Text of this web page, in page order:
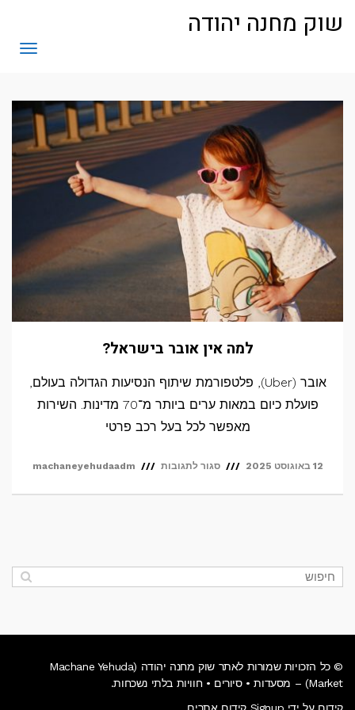
שוק מחנה יהודה
למה אין אובר בישראל?
אובר (Uber), פלטפורמת שיתוף הנסיעות הגדולה בעולם,
פועלת כיום במאות ערים ביותר מ־70 מדינות. השירות
מאפשר לכל בעל רכב פרטי
12 באוגוסט 2025 סגור לתגובות על machaneyehudaadm
© כל הזכויות שמורות לאתר שוק מחנה יהודה (Machane Yehuda
Market) – מסעדות • סיורים • חוויות בלתי נשכחות.
קידום על ידי Signup קידום אתרים